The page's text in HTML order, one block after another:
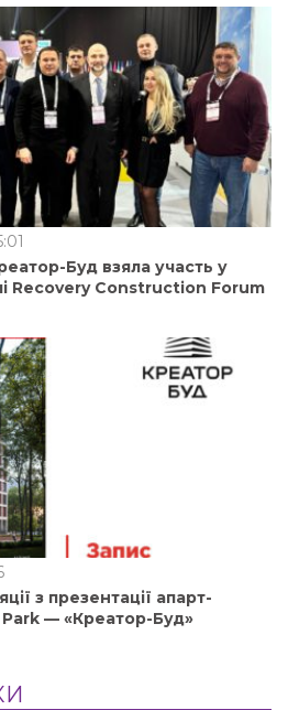
Буд взяла участь у
Recovery Construction Forum
з презентації апарт-
— «Креатор-Буд»